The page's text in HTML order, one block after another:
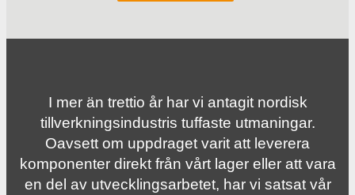
I mer än trettio år har vi antagit nordisk
tillverknings­industris tuffaste utmaningar.
Oavsett om uppdraget varit att leverera
komponenter direkt från vårt lager eller att vara
en del av utvecklingsarbetet, har vi satsat vår